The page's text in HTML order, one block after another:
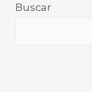
Buscar